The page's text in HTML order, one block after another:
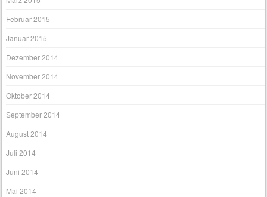
Februar 2015
Januar 2015
Dezember 2014
November 2014
Oktober 2014
September 2014
August 2014
Juli 2014
Juni 2014
Mai 2014